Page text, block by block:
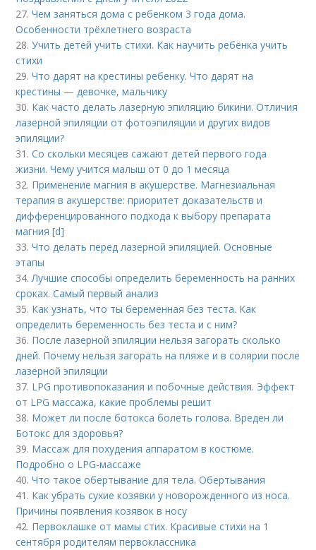
27.Чем заняться дома с ребенком 3 года дома.
Особенности трёхлетнего возраста
28.Учить детей учить стихи. Как научить ребёнка учить
стихи
29.Что дарят на крестины ребенку. Что дарят на
крестины — девочке, мальчику
30. Как часто делать лазерную эпиляцию бикини. Отличия
лазерной эпиляции от фотоэпиляции и других видов
эпиляции?
31.Со скольки месяцев сажают детей первого года
жизни. Чему учится малыш от 0 до 1 месяца
32. Применение магния в акушерстве. Магнезиальная
терапия в акушерстве: приоритет доказательств и
дифференцированного подхода к выбору препарата
магния [d]
33.Что делать перед лазерной эпиляцией. Основные
этапы
34.Лучшие способы определить беременность на ранних
сроках. Самый первый анализ
35. Как узнать, что ты беременная без теста. Как
определить беременность без теста и с ним?
36. После лазерной эпиляции нельзя загорать сколько
дней. Почему нельзя загорать на пляже и в солярии после
лазерной эпиляции
37. LPG противопоказания и побочные действия. Эффект
от LPG массажа, какие проблемы решит
38. Может ли после ботокса болеть голова. Вреден ли
Ботокс для здоровья?
39. Массаж для похудения аппаратом в костюме.
Подробно о LPG-массаже
40.Что такое обертывание для тела. Обертывания
41. Как убрать сухие козявки у новорожденного из носа.
Причины появления козявок в носу
42. Первоклашке от мамы стих. Красивые стихи на 1
сентября родителям первоклассника